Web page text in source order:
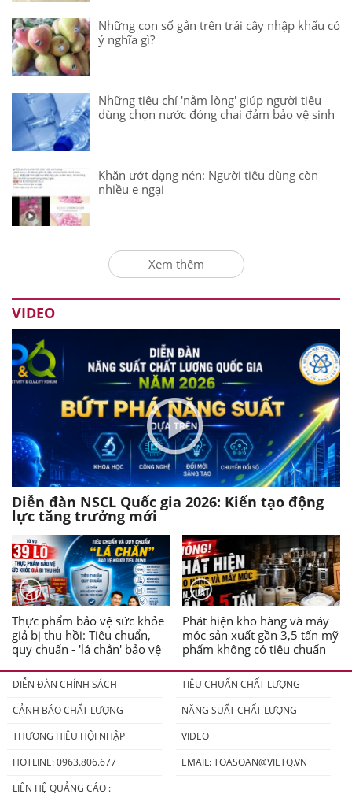
Những con số gắn trên trái cây nhập khẩu có
ý nghĩa gì?
Những tiêu chí 'nằm lòng' giúp người tiêu
dùng chọn nước đóng chai đảm bảo vệ sinh
Khăn ướt dạng nén: Người tiêu dùng còn
nhiều e ngại
Xem thêm
VIDEO
Diễn đàn NSCL Quốc gia 2026: Kiến tạo động
lực tăng trưởng mới
Thực phẩm bảo vệ sức khỏe
giả bị thu hồi: Tiêu chuẩn,
quy chuẩn - 'lá chắn' bảo vệ
Phát hiện kho hàng và máy
móc sản xuất gần 3,5 tấn mỹ
phẩm không có tiêu chuẩn
DIỄN ĐÀN CHÍNH SÁCH
TIÊU CHUẨN CHẤT LƯỢNG
CẢNH BÁO CHẤT LƯỢNG
NĂNG SUẤT CHẤT LƯỢNG
THƯƠNG HIỆU HỘI NHẬP
VIDEO
HOTLINE: 0963.806.677
EMAIL:TOASOAN@VIETQ.VN
LIÊN HỆ QUẢNG CÁO :